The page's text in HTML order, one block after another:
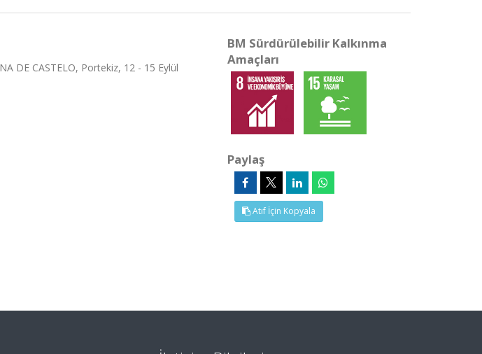
DE CASTELO, Portekiz, 12 - 15 Eylül
BM Sürdürülebilir Kalkınma
Amaçları
Paylaş
Atıf İçin Kopyala